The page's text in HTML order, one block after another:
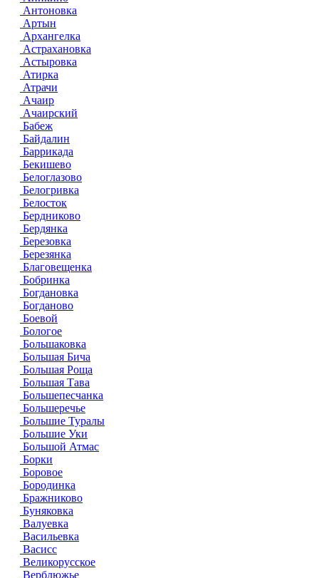
Антоновка
Артын
Архангелка
Астрахановка
Астыровка
Атирка
Атрачи
Ачаир
Ачаирский
Бабеж
Байдалин
Баррикада
Бекишево
Белоглазово
Белогривка
Белосток
Бердниково
Бердянка
Березовка
Березянка
Благовещенка
Бобринка
Богдановка
Богданово
Боевой
Бологое
Большаковка
Большая Бича
Большая Роща
Большая Тава
Большепесчанка
Большеречье
Большие Туралы
Большие Уки
Большой Атмас
Борки
Боровое
Бородинка
Бражниково
Буняковка
Валуевка
Васильевка
Васисс
Великорусское
Верблюжье